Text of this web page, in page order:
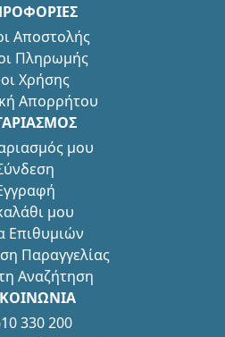
Αποστολής
Πληρωμής
Χρήσης
Απορρήτου
μου
μου
Επιθυμιών
Παραγγελίας
Αναζήτηση
330 200